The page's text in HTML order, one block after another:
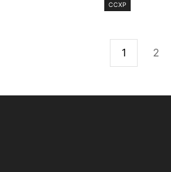
CCXP
1 2